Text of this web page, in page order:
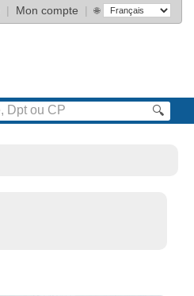
| Mon compte | 🌐
🔍